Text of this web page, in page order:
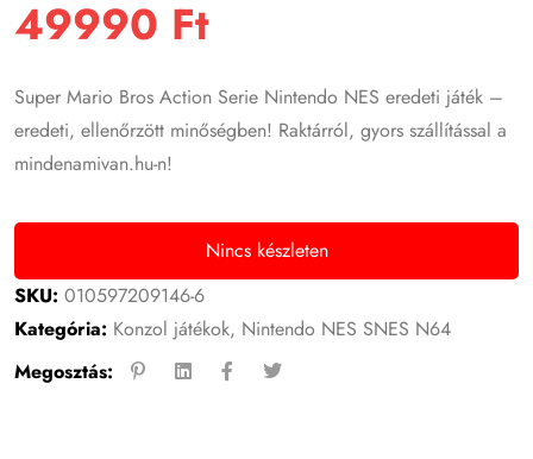
49990 Ft
Super Mario Bros Action Serie Nintendo NES eredeti játék –
eredeti, ellenőrzött minőségben! Raktárról, gyors szállítással a
mindenamivan.hu-n!
Nincs készleten
SKU:010597209146-6
Kategória: Konzol játékok, Nintendo NES SNES N64
Megosztás: